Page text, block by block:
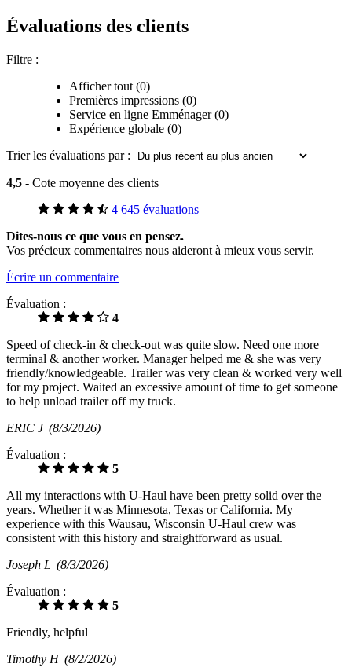
Évaluations des clients
Filtre :
Afficher tout (0)
Premières impressions (0)
Service en ligne Emménager (0)
Expérience globale (0)
Trier les évaluations par :
4,5 - Cote moyenne des clients
4 645 évaluations
Dites-nous ce que vous en pensez.
Vos précieux commentaires nous aideront à mieux vous servir.
Écrire un commentaire
Évaluation :
4
Speed of check-in & check-out was quite slow. Need one more
terminal & another worker. Manager helped me & she was very
friendly/knowledgeable. Trailer was very clean & worked very well
for my project. Waited an excessive amount of time to get someone
to help unload trailer off my truck.
ERIC J (8/3/2026)
Évaluation :
5
All my interactions with U-Haul have been pretty solid over the
years. Whether it was Minnesota, Texas or California. My
experience with this Wausau, Wisconsin U-Haul crew was
consistent with this history and straightforward as usual.
Joseph L (8/3/2026)
Évaluation :
5
Friendly, helpful
Timothy H (8/2/2026)